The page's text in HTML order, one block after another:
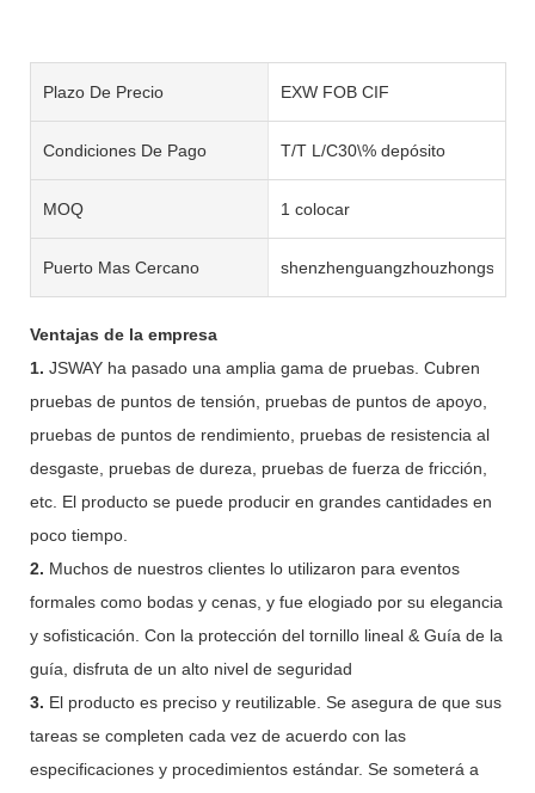
Plazo De Precio EXW FOB CIF
Condiciones De Pago T/T L/C30\% depósito
MOQ 1 colocar
Puerto Mas Cercano shenzhenguangzhouzhongshan
Ventajas de la empresa
1. JSWAY ha pasado una amplia gama de pruebas. Cubren
pruebas de puntos de tensión, pruebas de puntos de apoyo,
pruebas de puntos de rendimiento, pruebas de resistencia al
desgaste, pruebas de dureza, pruebas de fuerza de fricción,
etc. El producto se puede producir en grandes cantidades en
poco tiempo.
2. Muchos de nuestros clientes lo utilizaron para eventos
formales como bodas y cenas, y fue elogiado por su elegancia
y sofisticación. Con la protección del tornillo lineal & Guía de la
guía, disfruta de un alto nivel de seguridad
3. El producto es preciso y reutilizable. Se asegura de que sus
tareas se completen cada vez de acuerdo con las
especificaciones y procedimientos estándar. Se someterá a